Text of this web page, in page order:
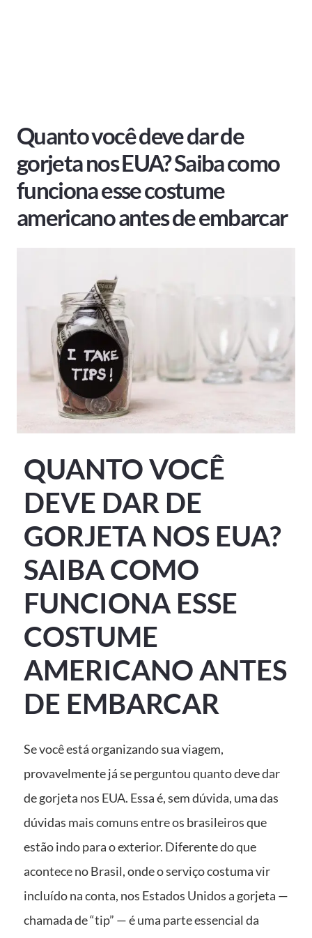
Quanto você deve dar de
gorjeta nos EUA? Saiba como
funciona esse costume
americano antes de embarcar
QUANTO VOCÊ
DEVE DAR DE
GORJETA NOS EUA?
SAIBA COMO
FUNCIONA ESSE
COSTUME
AMERICANO ANTES
DE EMBARCAR
Se você está organizando sua viagem,
provavelmente já se perguntou quanto deve dar
de gorjeta nos EUA. Essa é, sem dúvida, uma das
dúvidas mais comuns entre os brasileiros que
estão indo para o exterior. Diferente do que
acontece no Brasil, onde o serviço costuma vir
incluído na conta, nos Estados Unidos a gorjeta —
chamada de “tip” — é uma parte essencial da